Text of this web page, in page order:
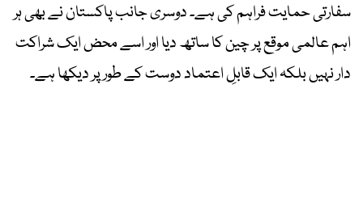
سفارتی حمایت فراہم کی ہے۔ دوسری جانب پاکستان نے بھی ہر
اہم عالمی موقع پر چین کا ساتھ دیا اور اسے محض ایک شراکت
دار نہیں بلکہ ایک قابلِ اعتماد دوست کے طور پر دیکھا ہے۔